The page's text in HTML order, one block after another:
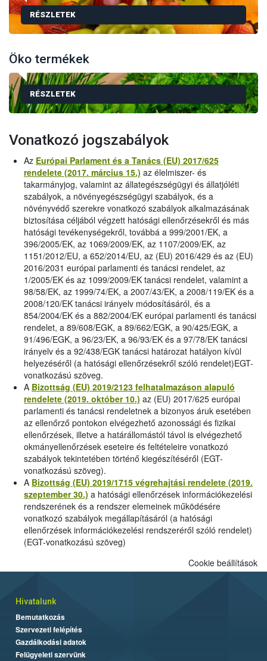
RÉSZLETEK
Öko termékek
RÉSZLETEK
Vonatkozó jogszabályok
Az Európai Parlament és a Tanács (EU) 2017/625
rendelete (2017. március 15.) az élelmiszer- és
takarmányjog, valamint az állategészségügyi és állatjóléti
szabályok, a növényegészségügyi szabályok, és a
növényvédő szerekre vonatkozó szabályok alkalmazásának
biztosítása céljából végzett hatósági ellenőrzésekről és más
hatósági tevékenységekről, továbbá a 999/2001/EK, a
396/2005/EK, az 1069/2009/EK, az 1107/2009/EK, az
1151/2012/EU, a 652/2014/EU, az (EU) 2016/429 és az (EU)
2016/2031 európai parlamenti és tanácsi rendelet, az
1/2005/EK és az 1099/2009/EK tanácsi rendelet, valamint a
98/58/EK, az 1999/74/EK, a 2007/43/EK, a 2008/119/EK és a
2008/120/EK tanácsi irányelv módosításáról, és a
854/2004/EK és a 882/2004/EK európai parlamenti és tanácsi
rendelet, a 89/608/EGK, a 89/662/EGK, a 90/425/EGK, a
91/496/EGK, a 96/23/EK, a 96/93/EK és a 97/78/EK tanácsi
irányelv és a 92/438/EGK tanácsi határozat hatályon kívül
helyezéséről (a hatósági ellenőrzésekről szóló rendelet)EGT-
vonatkozású szöveg.
A Bizottság (EU) 2019/2123 felhatalmazáson alapuló
rendelete (2019. október 10.) az (EU) 2017/625 európai
parlamenti és tanácsi rendeletnek a bizonyos áruk esetében
az ellenőrző pontokon elvégezhető azonossági és fizikai
ellenőrzések, illetve a határállomástól távol is elvégezhető
okmányellenőrzések eseteire és feltételeire vonatkozó
szabályok tekintetében történő kiegészítéséről (EGT-
vonatkozású szöveg).
A Bizottság (EU) 2019/1715 végrehajtási rendelete (2019.
szeptember 30.) a hatósági ellenőrzések információkezelési
rendszerének és a rendszer elemeinek működésére
vonatkozó szabályok megállapításáról (a hatósági
ellenőrzések információkezelési rendszeréről szóló rendelet)
(EGT-vonatkozású szöveg)
Cookie beállítások
Hivatalunk
Bemutatkozás
Szervezeti felépítés
Gazdálkodási adatok
Felügyeleti szervünk